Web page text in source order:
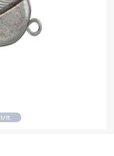
ランク表記はございません。 状態は写真にてご
確認ください。
1 /11